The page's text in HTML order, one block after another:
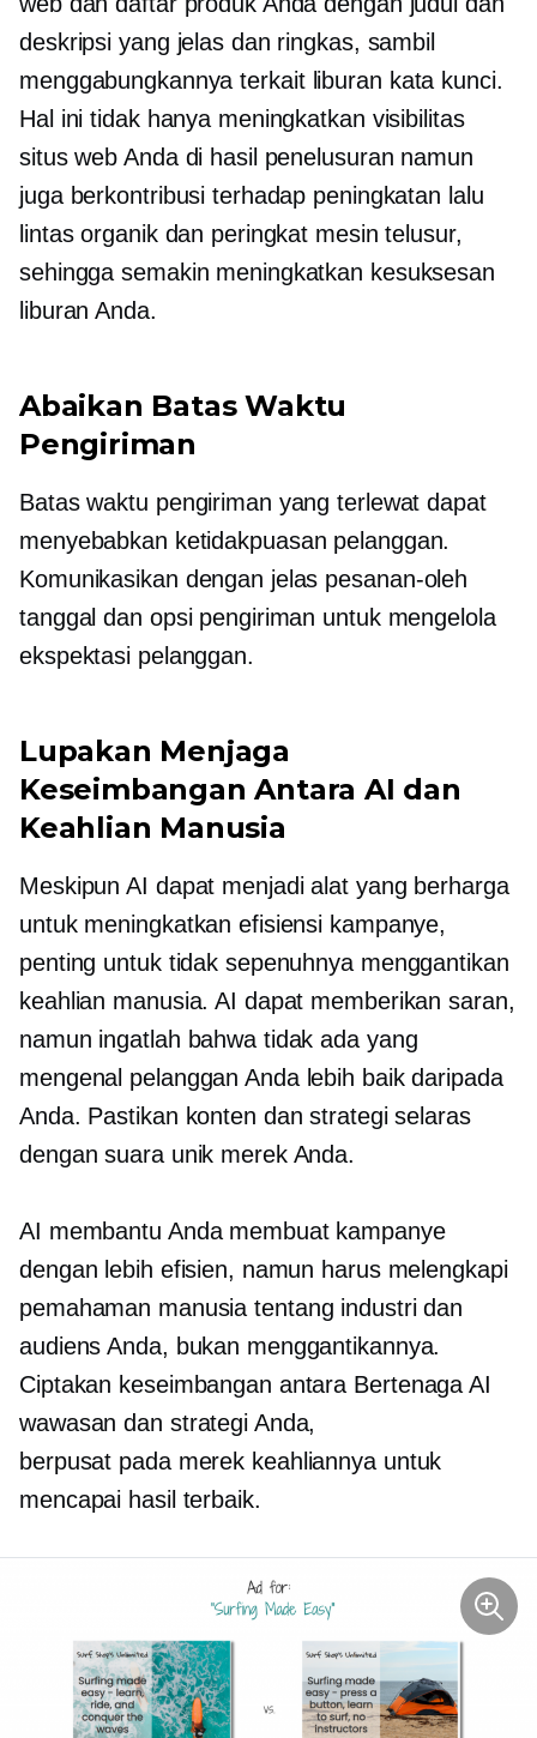
deskripsi yang jelas dan ringkas, sambil
menggabungkannyaterkait liburan kata kunci.
Hal ini tidak hanya meningkatkan visibilitas
situs web Anda di hasil penelusuran namun
juga berkontribusi terhadap peningkatan lalu
lintas organik dan peringkat mesin telusur,
sehingga semakin meningkatkan kesuksesan
liburan Anda.
Abaikan Batas Waktu
Pengiriman
Batas waktu pengiriman yang terlewat dapat
menyebabkan ketidakpuasan pelanggan.
Komunikasikan dengan jelas pesanan-oleh
tanggal dan opsi pengiriman untuk mengelola
ekspektasi pelanggan.
Lupakan Menjaga
Keseimbangan Antara AI dan
Keahlian Manusia
Meskipun AI dapat menjadi alat yang berharga
untuk meningkatkan efisiensi kampanye,
penting untuk tidak sepenuhnya menggantikan
keahlian manusia. AI dapat memberikan saran,
namun ingatlah bahwa tidak ada yang
mengenal pelanggan Anda lebih baik daripada
Anda. Pastikan konten dan strategi selaras
dengan suara unik merek Anda.
AI membantu Anda membuat kampanye
dengan lebih efisien, namun harus melengkapi
pemahaman manusia tentang industri dan
audiens Anda, bukan menggantikannya.
Ciptakan keseimbangan antara Bertenaga AI
wawasan dan strategi Anda,
berpusat pada merek keahliannya untuk
mencapai hasil terbaik.